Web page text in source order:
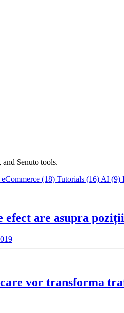
Senuto tools.
eCommerce (18) Tutorials (16) AI (9)
efect are asupra
care vor transforma